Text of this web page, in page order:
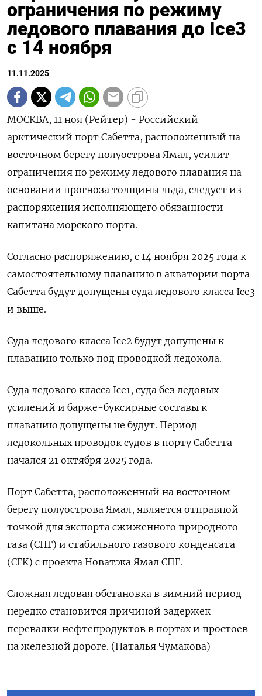
ограничения по режиму
ледового плавания до Ice3
с 14 ноября
11.11.2025
МОСКВА, 11 ноя (Рейтер) - Российский
арктический порт Сабетта, расположенный на
восточном берегу полуострова Ямал, усилит
ограничения по режиму ледового плавания на
основании прогноза толщины льда, следует из
распоряжения исполняющего обязанности
капитана морского порта.
Согласно распоряжению, с 14 ноября 2025 года к
самостоятельному плаванию в акватории порта
Сабетта будут допущены суда ледового класса Ice3
и выше.
Суда ледового класса Ice2 будут допущены к
плаванию только под проводкой ледокола.
Суда ледового класса Ice1, суда без ледовых
усилений и барже-буксирные составы к
плаванию допущены не будут. Период
ледокольных проводок судов в порту Сабетта
начался 21 октября 2025 года.
Порт Сабетта, расположенный на восточном
берегу полуострова Ямал, является отправной
точкой для экспорта сжиженного природного
газа (СПГ) и стабильного газового конденсата
(СГК) с проекта Новатэка Ямал СПГ.
Сложная ледовая обстановка в зимний период
нередко становится причиной задержек
перевалки нефтепродуктов в портах и простоев
на железной дороге. (Наталья Чумакова)